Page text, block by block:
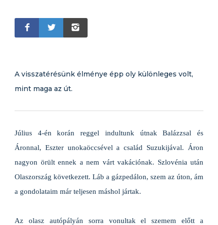
A visszatérésünk élménye épp oly különleges volt,
mint maga az út.
Július 4-én korán reggel indultunk útnak Balázzsal és
Áronnal, Eszter unokaöccsével a család Suzukijával. Áron
nagyon örült ennek a nem várt vakációnak. Szlovénia után
Olaszország következett. Láb a gázpedálon, szem az úton, ám
a gondolataim már teljesen máshol jártak.
Az olasz autópályán sorra vonultak el szemem előtt a